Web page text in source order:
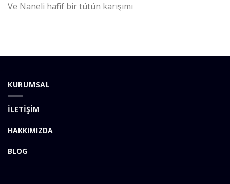
Ve Naneli hafif bir tütün karışımı
KURUMSAL
İLETİŞİM
HAKKIMIZDA
BLOG